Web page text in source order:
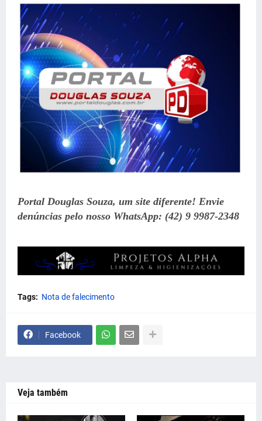
Portal Douglas Souza, um site diferente! Envie
denúncias pelo nosso WhatsApp: (42) 9 9987-2348
Tags: Nota de falecimento
Facebook
Veja também